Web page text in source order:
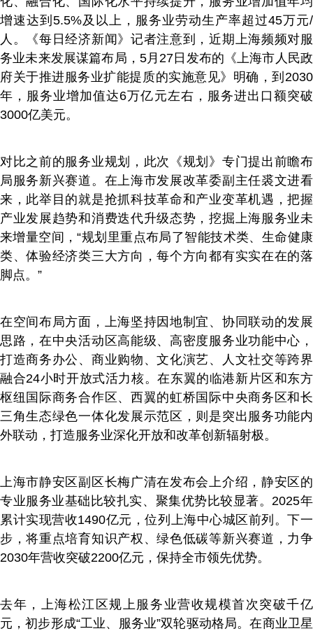
增速达到5.5%及以上，服务业劳动生产率超过45万元/
人。《每日经济新闻》记者注意到，近期上海频频对服
务业未来发展谋篇布局，5月27日发布的《上海市人民政
府关于推进服务业扩能提质的实施意见》明确，到2030
年，服务业增加值达6万亿元左右，服务进出口额突破
3000亿美元。
对比之前的服务业规划，此次《规划》专门提出前瞻布
局服务新兴赛道。在上海市发展改革委副主任裘文进看
来，此举目的就是抢抓科技革命和产业变革机遇，把握
产业发展趋势和消费迭代升级态势，挖掘上海服务业未
来增量空间，“规划里重点布局了智能技术类、生命健康
类、体验经济类三大方向，每个方向都有实实在在的落
脚点。”
在空间布局方面，上海坚持因地制宜、协同联动的发展
思路，在中央活动区高能级、高密度服务业功能中心，
打造商务办公、商业购物、文化演艺、人文社交等跨界
融合24小时开放式活力核。在东翼的临港新片区和东方
枢纽国际商务合作区、西翼的虹桥国际中央商务区和长
三角生态绿色一体化发展示范区，则是突出服务功能内
外联动，打造服务业深化开放和改革创新辐射极。
上海市静安区副区长梅广清在发布会上介绍，静安区的
专业服务业基础比较扎实、聚集优势比较显著。2025年
累计实现营收1490亿元，位列上海中心城区前列。下一
步，将重点培育知识产权、绿色低碳等新兴赛道，力争
2030年营收突破2200亿元，保持全市领先优势。
去年，上海松江区规上服务业营收规模首次突破千亿
元，初步形成“工业、服务业”双轮驱动格局。在商业卫星